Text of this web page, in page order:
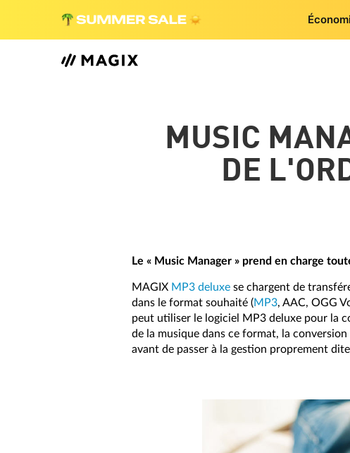
MUSIC
DE
Le « Music Manager » prend en charge
MAGIX MP3 deluxe se chargent de
dans le format souhaité (MP3, AAC, OGG
peut utiliser le logiciel MP3 deluxe pour la
de la musique dans ce format, la
avant de passer à la gestion proprement